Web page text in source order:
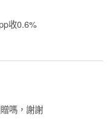
收0.6%
嗎，謝謝